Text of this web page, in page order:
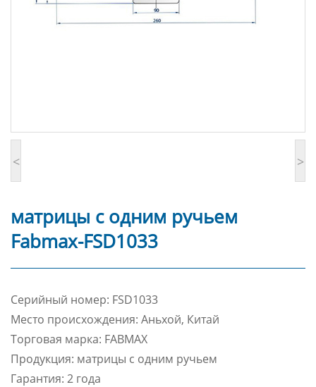
< >
матрицы с одним ручьем
Fabmax-FSD1033
Cерийный номер: FSD1033
Место происхождения: Аньхой, Китай
Торговая марка: FABMAX
Продукция: матрицы с одним ручьем
Гарантия: 2 года